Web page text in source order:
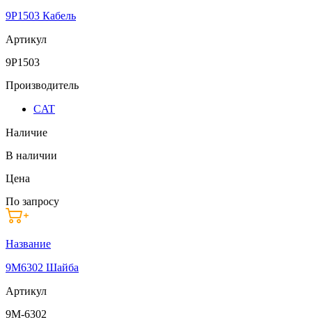
9P1503 Кабель
Артикул
9P1503
Производитель
CAT
Наличие
В наличии
Цена
По запросу
Название
9M6302 Шайба
Артикул
9M-6302